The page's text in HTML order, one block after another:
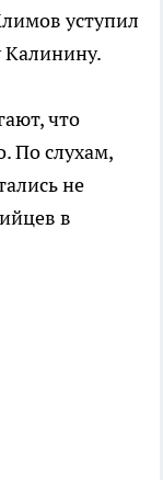
уступил
что
По слухам,
не
в